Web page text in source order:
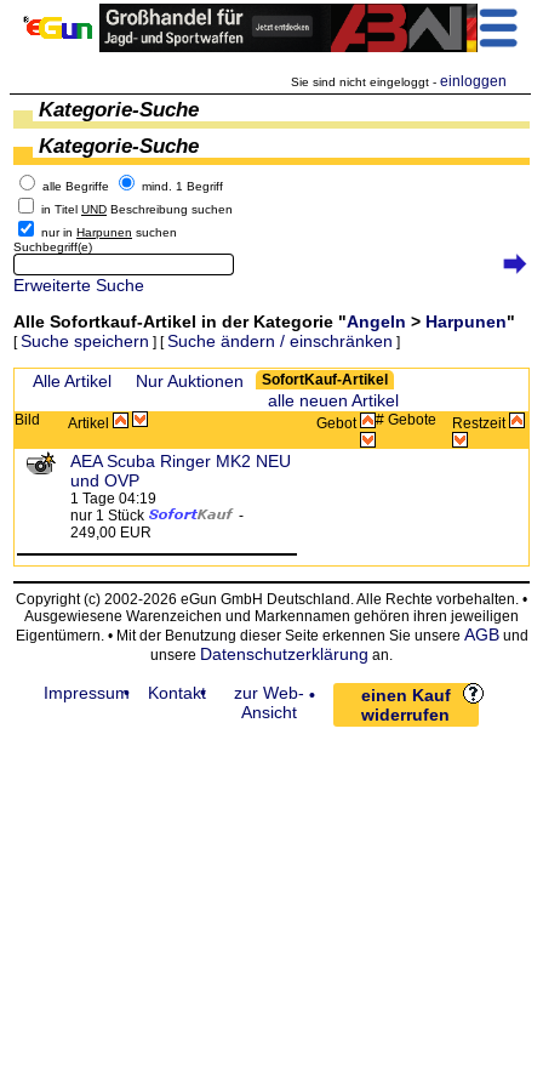
Sie sind nicht eingeloggt - einloggen
Kategorie-Suche
Kategorie-Suche
alle Begriffe
mind. 1 Begriff
in Titel UND Beschreibung suchen
nur in Harpunen suchen
Suchbegriff(e)
Erweiterte Suche
Alle Sofortkauf-Artikel in der Kategorie "Angeln > Harpunen"
[Suche speichern ] [Suche ändern / einschränken ]
Alle Artikel Nur Auktionen SofortKauf-Artikel
alle neuen Artikel
Bild Artikel Gebot # Gebote Restzeit
AEA Scuba Ringer MK2 NEU
und OVP
1 Tage 04:19
nur 1 Stück
-
249,00 EUR
Copyright (c) 2002-2026 eGun GmbH Deutschland. Alle Rechte vorbehalten. •
Ausgewiesene Warenzeichen und Markennamen gehören ihren jeweiligen
Eigentümern. • Mit der Benutzung dieser Seite erkennen Sie unsere AGBund
unsere Datenschutzerklärung an.
Impressum Kontakt
zur Web-
Ansicht
einen Kauf
widerrufen